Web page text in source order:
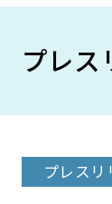
プレス
プレスリ